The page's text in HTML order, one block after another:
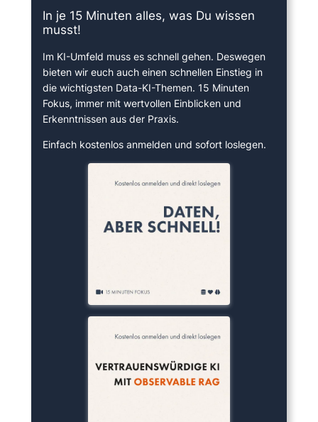
In je 15 Minuten alles, was Du wissen
musst!
Im KI-Umfeld muss es schnell gehen. Deswegen
bieten wir euch auch einen schnellen Einstieg in
die wichtigsten Data-KI-Themen. 15 Minuten
Fokus, immer mit wertvollen Einblicken und
Erkenntnissen aus der Praxis.
Einfach kostenlos anmelden und sofort loslegen.